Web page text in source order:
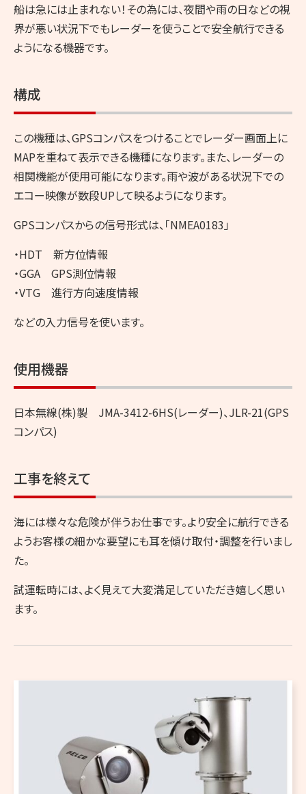
船は急には止まれない！その為には、夜間や雨の日などの視
界が悪い状況下でもレーダーを使うことで安全航行できる
ようになる機器です。
構成
この機種は、GPSコンパスをつけることでレーダー画面上に
MAPを重ねて表示できる機種になります。また、レーダーの
相関機能が使用可能になります。雨や波がある状況下での
エコー映像が数段UPして映るようになります。
GPSコンパスからの信号形式は、「NMEA0183」
・HDT 新方位情報
・GGA GPS測位情報
・VTG 進行方向速度情報
などの入力信号を使います。
使用機器
日本無線(株)製 JMA-3412-6HS(レーダー)、JLR-21(GPS
コンパス)
工事を終えて
海には様々な危険が伴うお仕事です。より安全に航行できる
ようお客様の細かな要望にも耳を傾け取付・調整を行いまし
た。
試運転時には、よく見えて大変満足していただき嬉しく思い
ます。